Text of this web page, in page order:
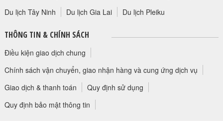
Du lịch Tây Ninh
Du lịch Gia Lai Du lịch Pleiku
THÔNG TIN & CHÍNH SÁCH
Điều kiện giao dịch chung
Chính sách vận chuyển, giao nhận hàng và cung ứng dịch vụ
Giao dịch & thanh toán
Quy định sử dụng
Quy định bảo mật thông tin